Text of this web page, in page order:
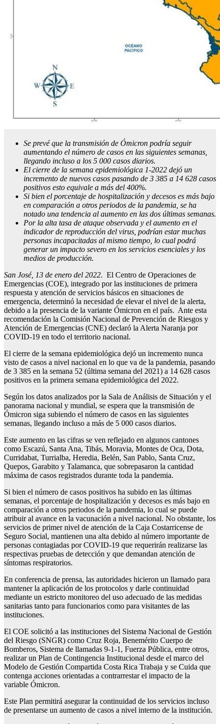
Se prevé que la transmisión de Ómicron podría seguir
aumentando el número de casos en las siguientes semanas,
llegando incluso a los 5 000 casos diarios.
El cierre de la semana epidemiológica 1-2022 dejó un
incremento de nuevos casos pasando de 3 385 a 14 628 casos
positivos esto equivale a más del 400%.
Si bien el porcentaje de hospitalización y decesos es más bajo
en comparación a otros periodos de la pandemia, se ha
notado una tendencia al aumento en las dos últimas semanas.
Por la alta tasa de ataque observada y el aumento en el
indicador de reproducción del virus, podrían estar muchas
personas incapacitadas al mismo tiempo, lo cual podrá
generar un impacto severo en los servicios esenciales y los
medios de producción.
San José, 13 de enero del 2022. El Centro de Operaciones de
Emergencias (COE), integrado por las instituciones de primera
respuesta y atención de servicios básicos en situaciones de
emergencia, determinó la necesidad de elevar el nivel de la alerta,
debido a la presencia de la variante Ómicron en el país. Ante esta
recomendación la Comisión Nacional de Prevención de Riesgos y
Atención de Emergencias (CNE) declaró la Alerta Naranja por
COVID-19 en todo el territorio nacional.
El cierre de la semana epidemiológica dejó un incremento nunca
visto de casos a nivel nacional en lo que va de la pandemia, pasando
de 3 385 en la semana 52 (última semana del 2021) a 14 628 casos
positivos en la primera semana epidemiológica del 2022.
Según los datos analizados por la Sala de Análisis de Situación y el
panorama nacional y mundial, se espera que la transmisión de
Ómicron siga subiendo el número de casos en las siguientes
semanas, llegando incluso a más de 5 000 casos diarios.
Este aumento en las cifras se ven reflejado en algunos cantones
como Escazú, Santa Ana, Tibás, Moravia, Montes de Oca, Dota,
Curridabat, Turrialba, Heredia, Belén, San Pablo, Santa Cruz,
Quepos, Garabito y Talamanca, que sobrepasaron la cantidad
máxima de casos registrados durante toda la pandemia.
Si bien el número de casos positivos ha subido en las últimas
semanas, el porcentaje de hospitalización y decesos es más bajo en
comparación a otros periodos de la pandemia, lo cual se puede
atribuir al avance en la vacunación a nivel nacional. No obstante, los
servicios de primer nivel de atención de la Caja Costarricense de
Seguro Social, mantienen una alta debido al número importante de
personas contagiadas por COVID-19 que requerirán realizarse las
respectivas pruebas de detección y que demandan atención de
síntomas respiratorios.
En conferencia de prensa, las autoridades hicieron un llamado para
mantener la aplicación de los protocolos y darle continuidad
mediante un estricto monitoreo del uso adecuado de las medidas
sanitarias tanto para funcionarios como para visitantes de las
instituciones.
El COE solicitó a las instituciones del Sistema Nacional de Gestión
del Riesgo (SNGR) como Cruz Roja, Benemérito Cuerpo de
Bomberos, Sistema de llamadas 9-1-1, Fuerza Pública, entre otros,
realizar un Plan de Contingencia Institucional desde el marco del
Modelo de Gestión Compartida Costa Rica Trabaja y se Cuida que
contenga acciones orientadas a contrarrestar el impacto de la
variable Ómicron.
Este Plan permitirá asegurar la continuidad de los servicios incluso
de presentarse un aumento de casos a nivel interno de la institución.